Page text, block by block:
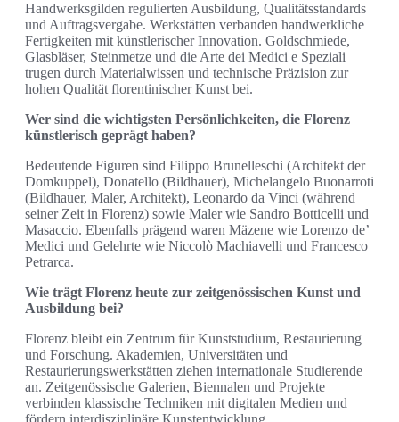
Handwerksgilden regulierten Ausbildung, Qualitätsstandards
und Auftragsvergabe. Werkstätten verbanden handwerkliche
Fertigkeiten mit künstlerischer Innovation. Goldschmiede,
Glasbläser, Steinmetze und die Arte dei Medici e Speziali
trugen durch Materialwissen und technische Präzision zur
hohen Qualität florentinischer Kunst bei.
Wer sind die wichtigsten Persönlichkeiten, die Florenz
künstlerisch geprägt haben?
Bedeutende Figuren sind Filippo Brunelleschi (Architekt der
Domkuppel), Donatello (Bildhauer), Michelangelo Buonarroti
(Bildhauer, Maler, Architekt), Leonardo da Vinci (während
seiner Zeit in Florenz) sowie Maler wie Sandro Botticelli und
Masaccio. Ebenfalls prägend waren Mäzene wie Lorenzo de’
Medici und Gelehrte wie Niccolò Machiavelli und Francesco
Petrarca.
Wie trägt Florenz heute zur zeitgenössischen Kunst und
Ausbildung bei?
Florenz bleibt ein Zentrum für Kunststudium, Restaurierung
und Forschung. Akademien, Universitäten und
Restaurierungswerkstätten ziehen internationale Studierende
an. Zeitgenössische Galerien, Biennalen und Projekte
verbinden klassische Techniken mit digitalen Medien und